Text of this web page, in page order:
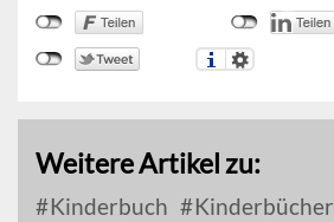
Weitere Artikel zu:
Kinderbuch Kinderbücher